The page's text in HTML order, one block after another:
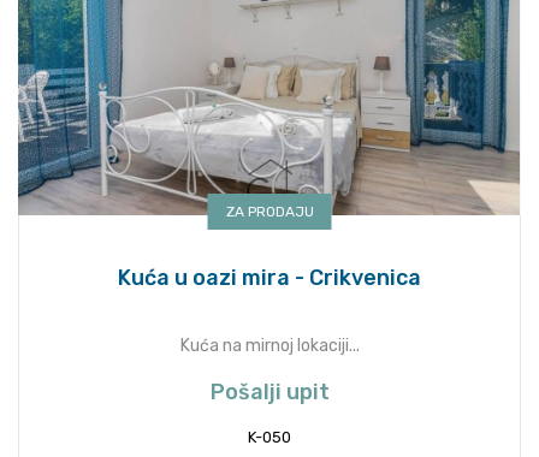
ZA PRODAJU
Kuća u oazi mira - Crikvenica
Kuća na mirnoj lokaciji...
Pošalji upit
K-050